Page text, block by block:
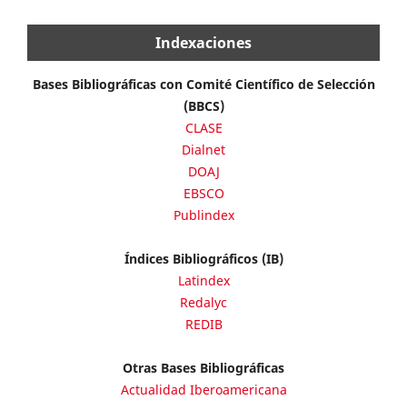
Indexaciones
Bases Bibliográficas con Comité Científico de Selección
(BBCS)
CLASE
Dialnet
DOAJ
EBSCO
Publindex
Índices Bibliográficos (IB)
Latindex
Redalyc
REDIB
Otras Bases Bibliográficas
Actualidad Iberoamericana